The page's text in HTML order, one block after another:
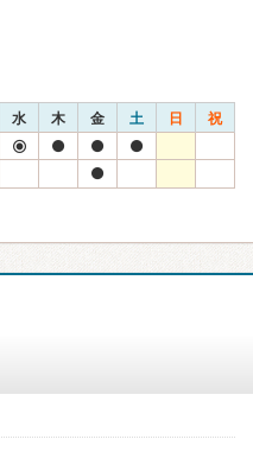
水 木 金 土 日 祝